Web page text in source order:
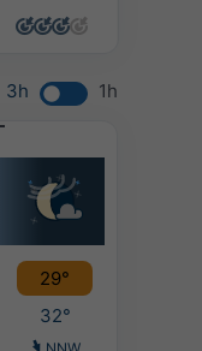
3h 1h
29°
32°